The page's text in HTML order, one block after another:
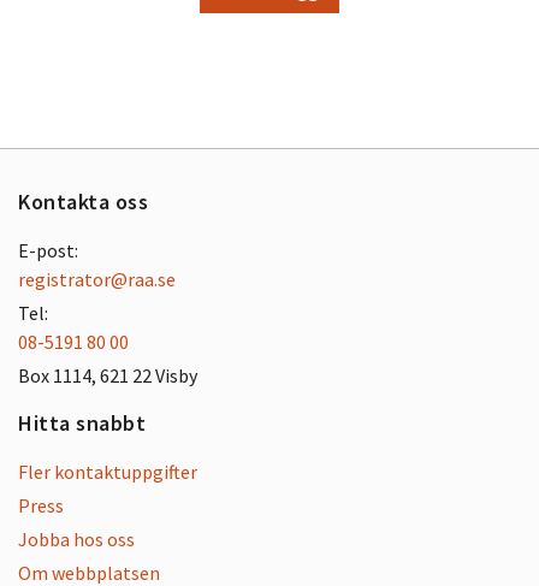
Kontakta oss
E-post:
registrator@raa.se
Tel:
08-5191 80 00
Box 1114, 621 22 Visby
Hitta snabbt
Fler kontaktuppgifter
Press
Jobba hos oss
Om webbplatsen